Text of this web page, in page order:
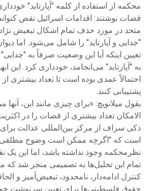
محکمه از استفاده از کلمه "آپارتاید"
قضات نوشتند: اقدامات اسرائیل نقض
متحد در مورد حذف تمام اشکال تبعیض
"جدایی و آپارتاید" را شامل می‌شود. اما
تعیین اینکه آیا این وضعیت صرفاً به
به "آپارتاید" می‌انجامد، خودداری کرد. این
احتمالاً عمدی بوده است تا تعداد بیشتری
پشتیبانی کنند.
بقول میلانویچ: «برای چیزی مانند این،
الامکان تعداد بیشتری از قضات را در
ذکی سراف از مرکز بین‌المللی عدالت
است که "اگرچه ممکن است وضوح مطلقی در
نظرمحکمه وجود نداشته باشد، اما این
تمام این تحلیل‌ها به تصمیمی منجر شد که
کنترل ادامه‌دار، نامحدود، تبعیض‌آمیز و
حقوق فلسطینی‌ها برای تعیین سرنوشت خود